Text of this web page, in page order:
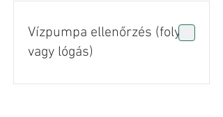
Vízpumpa ellenőrzés (folyás
vagy lógás)